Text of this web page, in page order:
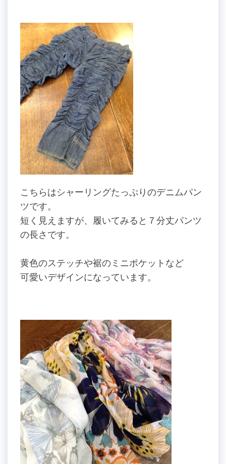
こちらはシャーリングたっぷりのデニムパン
ツです。
短く見えますが、履いてみると７分丈パンツ
の長さです。
黄色のステッチや裾のミニポケットなど
可愛いデザインになっています。